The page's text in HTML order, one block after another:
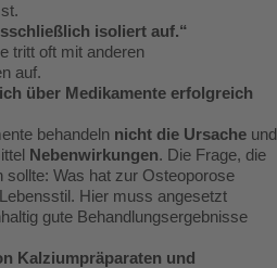
isoliert auf.“
tritt oft mit anderen
auf.
über Medikamente erfolgreich
behandeln nicht die Ursacheund
Nebenwirkungen. Die Frage, die
sollte: Was hat zur Osteoporose
Hier muss angesetzt
gute Behandlungsergebnisse
Kalziumpräparaten und